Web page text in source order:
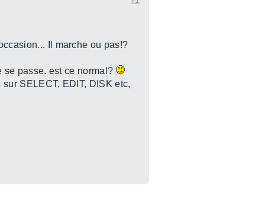
Il marche ou pas!?
passe. est ce normal?
SELECT, EDIT, DISK etc,